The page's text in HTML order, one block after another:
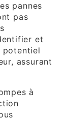
pannes
pas
et
potentiel
assurant
à